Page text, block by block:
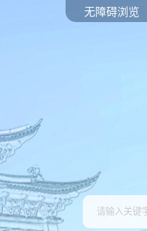
无障碍浏览